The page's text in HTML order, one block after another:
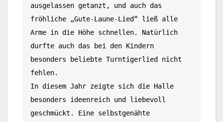
ausgelassen getanzt, und auch das
fröhliche „Gute-Laune-Lied“ ließ alle
Arme in die Höhe schnellen. Natürlich
durfte auch das bei den Kindern
besonders beliebte Turntigerlied nicht
fehlen.
In diesem Jahr zeigte sich die Halle
besonders ideenreich und liebevoll
geschmückt. Eine selbstgenähte